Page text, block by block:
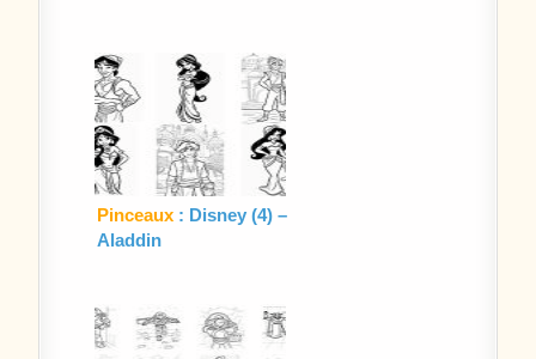
Pinceaux : Disney (4) –
Aladdin